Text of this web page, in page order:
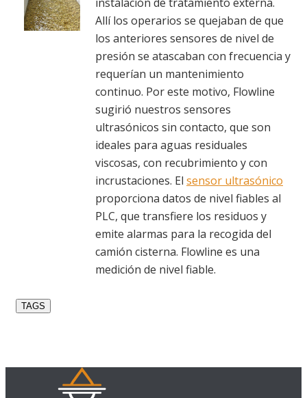
Allí los operarios se quejaban de que
los anteriores sensores de nivel de
presión se atascaban con frecuencia y
requerían un mantenimiento
continuo. Por este motivo, Flowline
sugirió nuestros sensores
ultrasónicos sin contacto, que son
ideales para aguas residuales
viscosas, con recubrimiento y con
incrustaciones. El sensor ultrasónico
proporciona datos de nivel fiables al
PLC, que transfiere los residuos y
emite alarmas para la recogida del
camión cisterna. Flowline es una
medición de nivel fiable.
TAGS